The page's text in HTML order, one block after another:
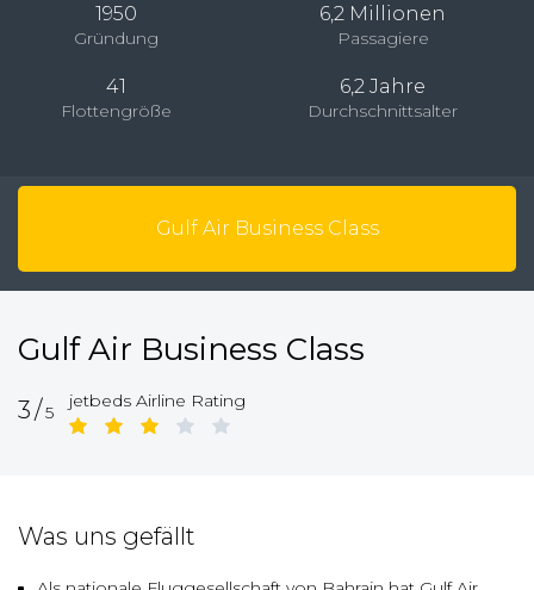
1950
Gründung
6,2 Millionen
Passagiere
41
Flottengröße
6,2 Jahre
Durchschnittsalter
Gulf Air Business Class
Gulf Air Business Class
3/5
jetbeds Airline Rating
Was uns gefällt